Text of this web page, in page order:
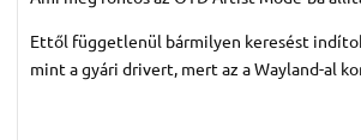
Ettől függetlenül bármilyen keresést
mint a gyári drivert, mert az a Wayland-al